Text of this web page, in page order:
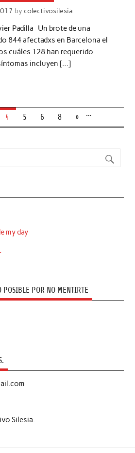
by colectivosilesia
Padilla Un brote de una
844 afectadxs en Barcelona el
cuáles 128 han requerido
incluyen […]
4 5 6 …
8 »
my day
POSIBLE POR NO MENTIRTE
Silesia.